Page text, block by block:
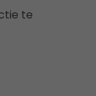
te